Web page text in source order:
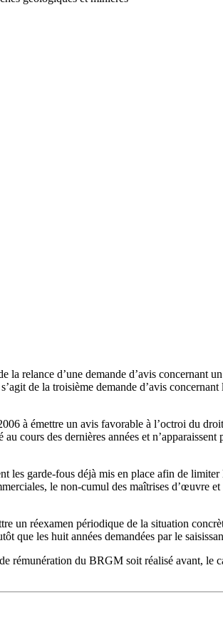
la relance d’une demande d’avis
de la troisième demande d’avis
à émettre un avis favorable à l’octroi du
cours des dernières années et
les garde-fous déjà mis en place afin de
le non-cumul des maîtrises d’œuvre
un réexamen périodique de la situation
que les huit années demandées par le
rémunération du BRGM soit réalisé avant,